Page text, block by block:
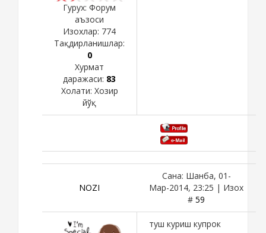
Гурух: Форум
аъзоси
Изохлар: 774
Тақдирланишлар:
0
Хурмат
даражаси: 83
Холати: Хозир
йўқ
NOZI
Сана: Шанба, 01-
Мар-2014, 23:25 | Изох
# 59
туш куриш купрок